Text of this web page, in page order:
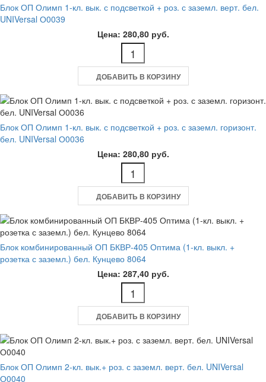
Блок ОП Олимп 1-кл. вык. с подсветкой + роз. с заземл. верт. бел.
UNIVersal О0039
Цена: 280,80 руб.
ДОБАВИТЬ В КОРЗИНУ
Блок ОП Олимп 1-кл. вык. с подсветкой + роз. с заземл. горизонт.
бел. UNIVersal О0036
Цена: 280,80 руб.
ДОБАВИТЬ В КОРЗИНУ
Блок комбинированный ОП БКВР-405 Оптима (1-кл. выкл. +
розетка с заземл.) бел. Кунцево 8064
Цена: 287,40 руб.
ДОБАВИТЬ В КОРЗИНУ
Блок ОП Олимп 2-кл. вык.+ роз. с заземл. верт. бел. UNIVersal
О0040